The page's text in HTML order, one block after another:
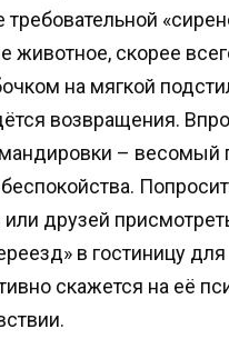
требовательной
животное, скорее
на мягкой
возвращения.
– весомый
друзей
в гостиницу для
скажется на её